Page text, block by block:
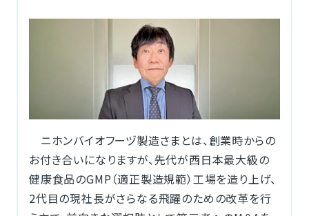
ニホンバイオフーヅ製造さまとは、創業時からの
お付き合いになりますが、先代が西日本最大級の
健康食品のGMP（適正製造規範）工場を造り上げ、
2代目の現社長がさらなる飛躍のための改革を行